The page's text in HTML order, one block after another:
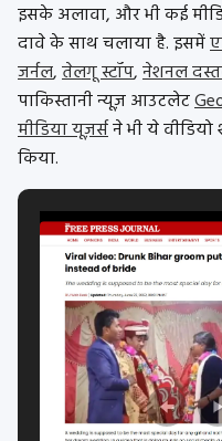
इसके अलावा, और भी कई
दावे के साथ चलाया है. इसमें
जर्नल,तेलगू स्टॉप,नेशनल
पाकिस्तानी न्यूज़ आउटलेट
मीडिया यूज़र्सने भी ये
किया.